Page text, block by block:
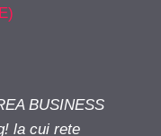
BUSINESS
la cui rete